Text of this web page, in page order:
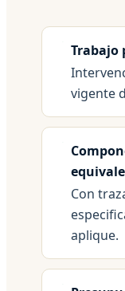
Trabajo
vigente
Con
aplique.